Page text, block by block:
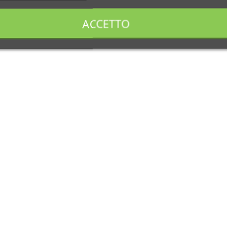
ACCETTO